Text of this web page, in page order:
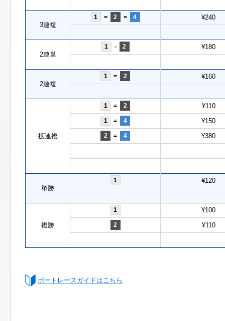
3連複
1 = 2 = 4 ¥240
2連単
1 - 2 ¥180
2連複
1 = 2 ¥160
拡連複
1 = 2 ¥110
1 = 4 ¥150
2 = 4 ¥380
単勝
1 ¥120
複勝
1 ¥100
2 ¥110
ボートレースガイドはこちら